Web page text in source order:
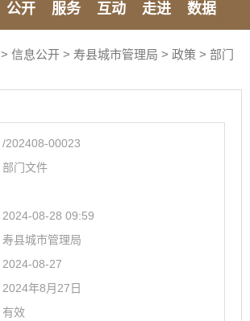
公开 服务 互动 走进
数据
> 信息公开 > 寿县城市管理局 > 政策 > 部门
/202408-00023
部门文件
2024-08-28 09:59
寿县城市管理局
2024-08-27
2024年8月27日
有效